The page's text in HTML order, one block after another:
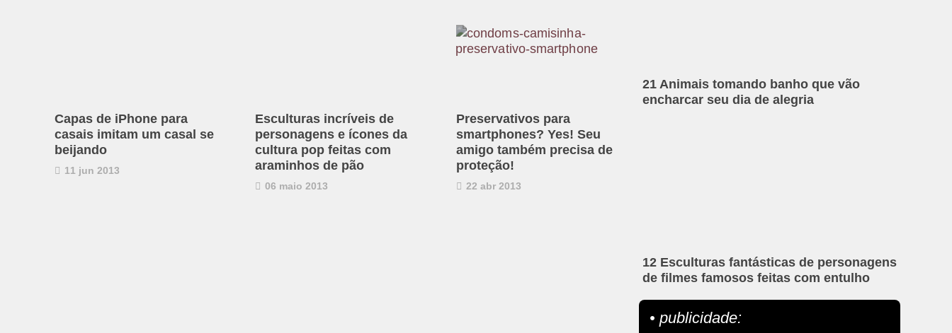
Capas de iPhone para
casais imitam um casal se
beijando
11 jun 2013
Esculturas incríveis de
personagens e ícones da
cultura pop feitas com
araminhos de pão
06 maio 2013
Preservativos para
smartphones? Yes! Seu
amigo também precisa de
proteção!
22 abr 2013
21 Animais tomando banho que vão
encharcar seu dia de alegria
12 Esculturas fantásticas de personagens
de filmes famosos feitas com entulho
• publicidade: